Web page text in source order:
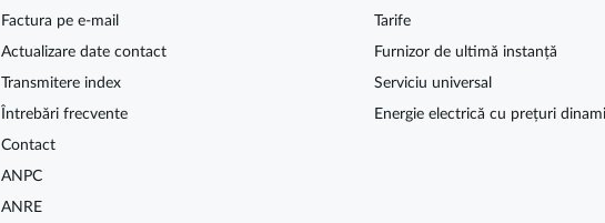
Factura pe e-mail
Actualizare date contact
Transmitere index
Întrebări frecvente
Contact
ANPC
ANRE
Tarife
Furnizor de ultimă instanță
Serviciu universal
Energie electrică cu prețuri